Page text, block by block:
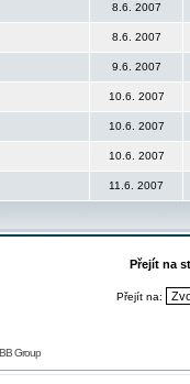
8.6. 2007
8.6. 2007
9.6. 2007
10.6. 2007
10.6. 2007
10.6. 2007
11.6. 2007
Přejít na
Přejít na:
Group